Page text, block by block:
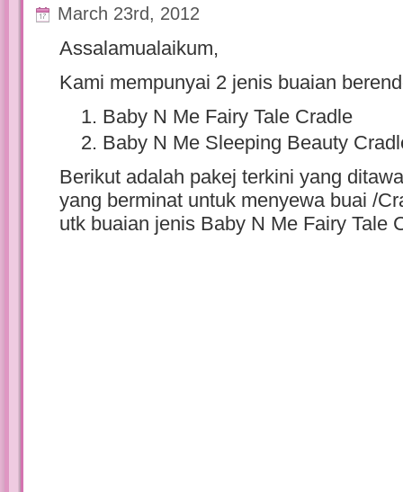
March 23rd, 2012
Assalamualaikum,
Kami mempunyai 2 jenis buaian
Baby N Me Fairy Tale Cradle
Baby N Me Sleeping Beauty
Berikut adalah pakej terkini yang
yang berminat untuk menyewa buai /
utk buaian jenis Baby N Me Fairy Tale